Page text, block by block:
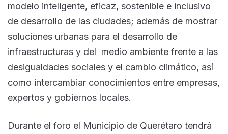
modelo inteligente, eficaz, sostenible e inclusivo
de desarrollo de las ciudades; además de mostrar
soluciones urbanas para el desarrollo de
infraestructuras y del medio ambiente frente a las
desigualdades sociales y el cambio climático, así
como intercambiar conocimientos entre empresas,
expertos y gobiernos locales.
Durante el foro el Municipio de Querétaro tendrá